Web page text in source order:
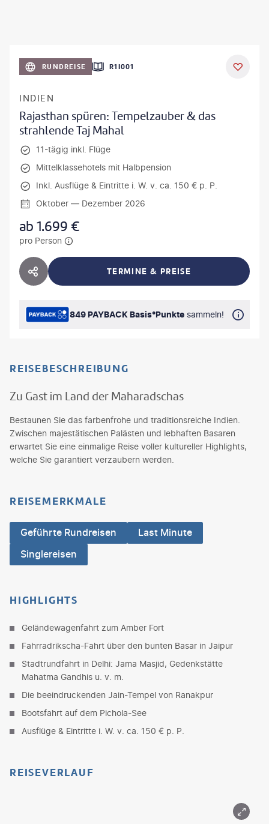
RUNDREISE R1I001
INDIEN
Rajasthan spüren: Tempelzauber & das
strahlende Taj Mahal
11-tägig inkl. Flüge
Mittelklassehotels mit Halbpension
Inkl. Ausflüge & Eintritte i. W. v. ca. 150 € p. P.
Oktober — Dezember 2026
ab1.699 €
pro Person
HOTEL TEILEN TERMINE & PREISE
849 PAYBACK Basis°Punkte sammeln!
REISEBESCHREIBUNG
Zu Gast im Land der Maharadschas
Bestaunen Sie das farbenfrohe und traditionsreiche Indien.
Zwischen majestätischen Palästen und lebhaften Basaren
erwartet Sie eine einmalige Reise voller kultureller Highlights,
welche Sie garantiert verzaubern werden.
REISEMERKMALE
Geführte Rundreisen
Last Minute
Singlereisen
HIGHLIGHTS
Geländewagenfahrt zum Amber Fort
Fahrradrikscha-Fahrt über den bunten Basar in Jaipur
Stadtrundfahrt in Delhi: Jama Masjid, Gedenkstätte
Mahatma Gandhis u. v. m.
Die beeindruckenden Jain-Tempel von Ranakpur
Bootsfahrt auf dem Pichola-See
Ausflüge & Eintritte i. W. v. ca. 150 € p. P.
REISEVERLAUF